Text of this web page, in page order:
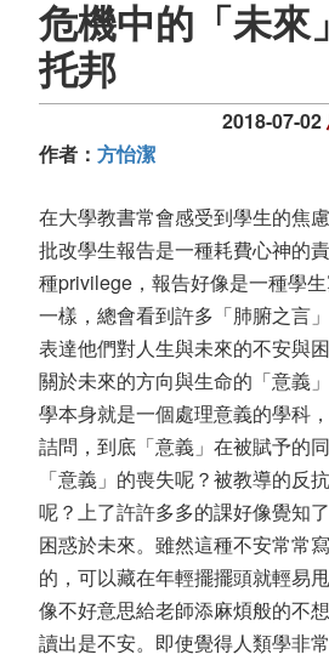
危機中的「未來
托邦
2018-07-02
作者： 方怡潔
在大學教書常會感受到學生的焦
批改學生報告是一種耗費心神的
種privilege，報告好像是一種學
一樣，總會看到許多「肺腑之言
表達他們對人生與未來的不安與
關於未來的方向與生命的「意義
學本身就是一個處理意義的學科
詰問，到底「意義」在被賦予的
「意義」的喪失呢？被教導的反
呢？上了許許多多的課好像覺知
困惑於未來。雖然這種不安常常
的，可以藏在年輕擺擺頭就輕易
像不好意思給老師添麻煩般的不
讀出是不安。即使覺得人類學非